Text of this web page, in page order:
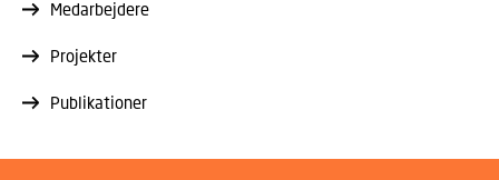
Medarbejdere
Projekter
Publikationer